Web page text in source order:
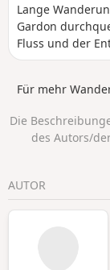
Lange
Gardon
Fluss und der
Für mehr
Die
des Autors/
AUTOR